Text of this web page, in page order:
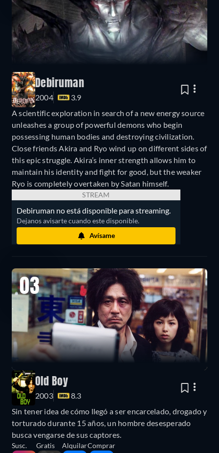
Debiruman
2004
3.9
A scientific exploration in search of a new energy source
unleashes a group of powerful demons who begin
possessing human bodies and destroying civilization.
Close friends Akira and Ryo wind up on different sides of
this epic struggle. Akira’s inner strength allows him to
maintain his identity and fight for good, but the weaker
Ryo is completely overtaken by Satan himself.
STREAM
Debiruman no está disponible para streaming.
Dejanos avisarte cuando este disponible.
Avísame
03
Old Boy
2003
8.3
Sin tener idea de cómo llegó a ser encarcelado, drogado y
torturado durante 15 años, un hombre desesperado
busca vengarse de sus captores.
Susc. Gratis AlquilarComprar